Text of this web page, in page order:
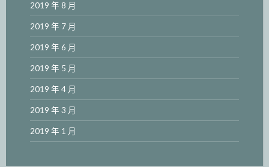
2019 年 8 月
2019 年 7 月
2019 年 6 月
2019 年 5 月
2019 年 4 月
2019 年 3 月
2019 年 1 月